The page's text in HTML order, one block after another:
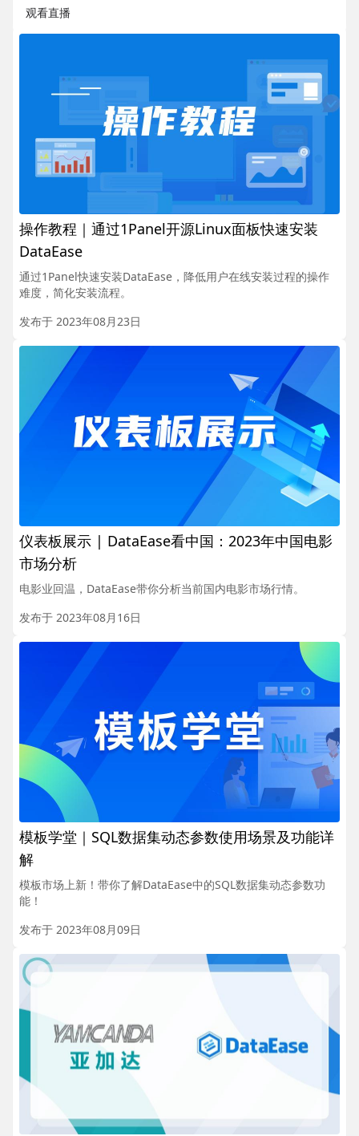
观看直播
发布于 2023年09月13日
操作教程｜通过1Panel开源Linux面板快速安装
DataEase
通过1Panel快速安装DataEase，降低用户在线安装过程的操作
难度，简化安装流程。
发布于 2023年08月23日
仪表板展示 | DataEase看中国：2023年中国电影
市场分析
电影业回温，DataEase带你分析当前国内电影市场行情。
发布于 2023年08月16日
模板学堂｜SQL数据集动态参数使用场景及功能详
解
模板市场上新！带你了解DataEase中的SQL数据集动态参数功
能！
发布于 2023年08月09日